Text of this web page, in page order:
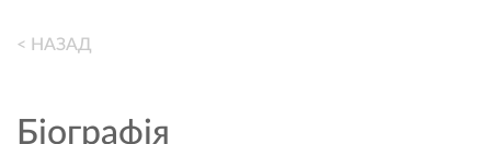
< НАЗАД
Біографія